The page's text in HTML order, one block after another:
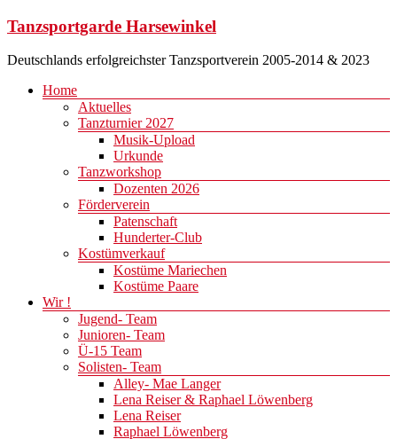
Zum
springen
Tanzsportgarde Harsewinkel
Deutschlands erfolgreichster Tanzsportverein 2005-2014 & 2023
Menü
Home
Aktuelles
Tanzturnier 2027
Musik-Upload
Urkunde
Tanzworkshop
Dozenten 2026
Förderverein
Patenschaft
Hunderter-Club
Kostümverkauf
Kostüme Mariechen
Kostüme Paare
Wir !
Jugend- Team
Junioren- Team
Ü-15 Team
Solisten- Team
Alley- Mae Langer
Lena Reiser & Raphael Löwenberg
Lena Reiser
Raphael Löwenberg